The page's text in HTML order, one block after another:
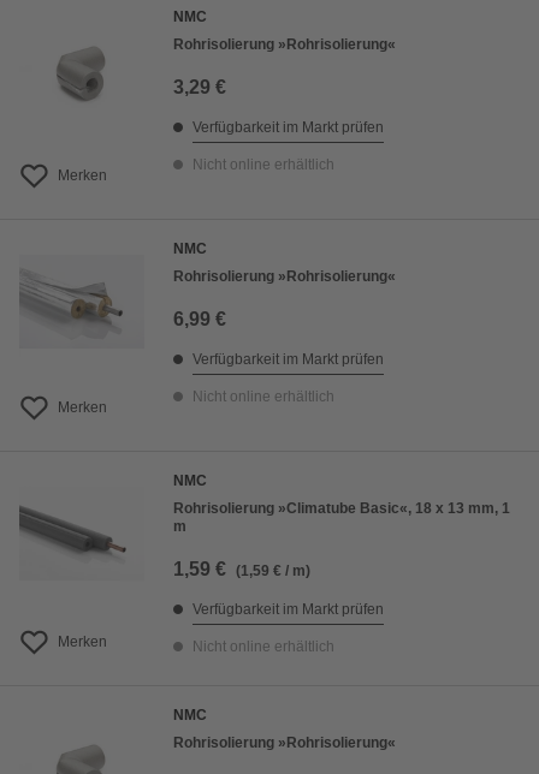
Merken
NMC
Rohrisolierung »Rohrisolierung«
3,29 €
Verfügbarkeit im Markt prüfen
Nicht online erhältlich
Merken
NMC
Rohrisolierung »Rohrisolierung«
6,99 €
Verfügbarkeit im Markt prüfen
Nicht online erhältlich
Merken
NMC
Rohrisolierung »Climatube Basic«, 18 x 13 mm, 1
m
1,59 € (1,59 € / m)
Verfügbarkeit im Markt prüfen
Nicht online erhältlich
NMC
Rohrisolierung »Rohrisolierung«